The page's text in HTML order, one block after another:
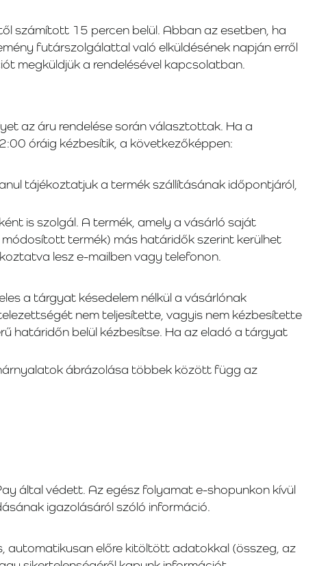
számított 15 percen belül. Abban az esetben, ha
futárszolgálattal való elküldésének napján erről
megküldjük a rendelésével kapcsolatban.
az áru rendelése során választottak. Ha a
óráig kézbesítik, a következőképpen:
tájékoztatjuk a termék szállításának időpontjáról,
is szolgál. A termék, amely a vásárló saját
termék) más határidők szerint kerülhet
lesz e-mailben vagy telefonon.
a tárgyat késedelem nélkül a vásárlónak
nem teljesítette, vagyis nem kézbesítette
határidőn belül kézbesítse. Ha az eladó a tárgyat
ábrázolása többek között függ az
által védett. Az egész folyamat e-shopunkon kívül
igazolásáról szóló információ.
automatikusan előre kitöltött adatokkal (összeg, az